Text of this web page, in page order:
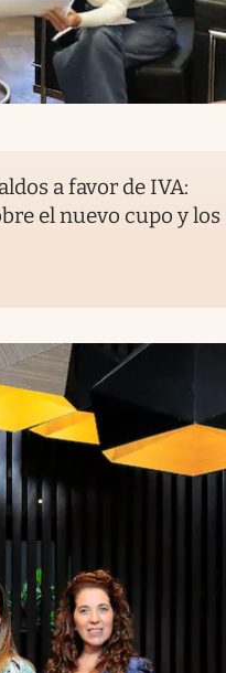
a favor de IVA:
el nuevo cupo y los